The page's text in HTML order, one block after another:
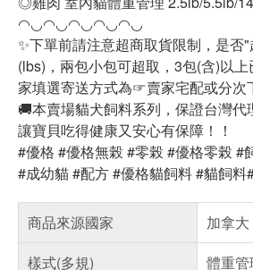
◠◡◠◡◠◡◠◡◠◡
✨下單前請注意超商取貨限制，是否
(lbs)，兩包小包可超取，3包(含)以
家填選寄送方式為☞賣家宅配或分次
🚚本賣場貓犬飼料系列，保證台灣代
讓寶貝吃得健康又安心有保障！！
#優格 #優格無榖 #零榖 #優格零榖 #
#成幼貓 #配方 #優格貓飼料 #貓飼料
商品來源國家
加拿大
樣式(多規)
體重